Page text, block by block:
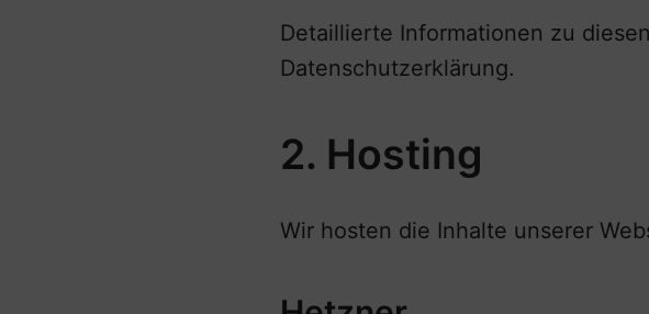
Detaillierte Informationen zu
Datenschutzerklärung.
2. Hosting
Wir hosten die Inhalte unserer